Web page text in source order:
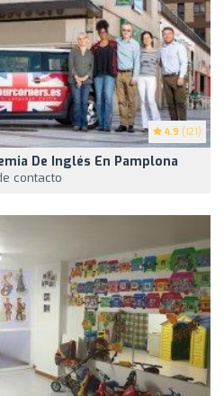
4.9 (121)
De Inglés En Pamplona
contacto